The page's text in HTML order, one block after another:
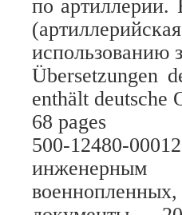
по артиллерии.
использованию
Übersetzungen
enthält deutsche
68 pages
500-12480-